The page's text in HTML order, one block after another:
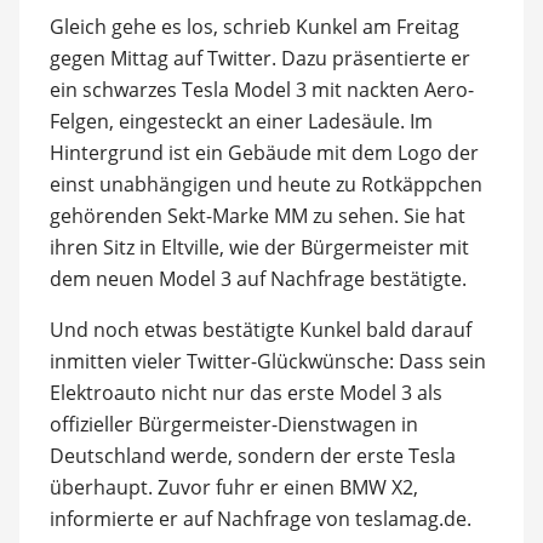
Gleich gehe es los, schrieb Kunkel am Freitag
gegen Mittag auf Twitter. Dazu präsentierte er
ein schwarzes Tesla Model 3 mit nackten Aero-
Felgen, eingesteckt an einer Ladesäule. Im
Hintergrund ist ein Gebäude mit dem Logo der
einst unabhängigen und heute zu Rotkäppchen
gehörenden Sekt-Marke MM zu sehen. Sie hat
ihren Sitz in Eltville, wie der Bürgermeister mit
dem neuen Model 3 auf Nachfrage bestätigte.
Und noch etwas bestätigte Kunkel bald darauf
inmitten vieler Twitter-Glückwünsche: Dass sein
Elektroauto nicht nur das erste Model 3 als
offizieller Bürgermeister-Dienstwagen in
Deutschland werde, sondern der erste Tesla
überhaupt. Zuvor fuhr er einen BMW X2,
informierte er auf Nachfrage von teslamag.de.